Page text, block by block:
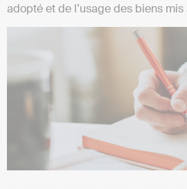
adopté et de l’usage des biens